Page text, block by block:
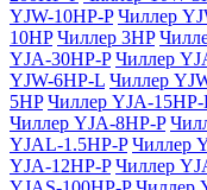
YJW-10HP-P Чиллер
10HP Чиллер 3HP
YJA-30HP-P Чиллер
YJW-6HP-L Чиллер
5HP Чиллер YJA-
Чиллер YJA-8HP-P
YJAL-1.5HP-P Чиллер
YJA-12HP-P Чиллер